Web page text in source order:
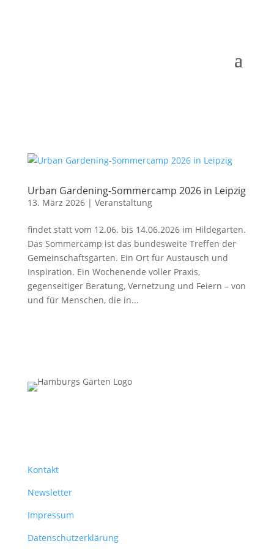
Urban Gardening-Sommercamp 2026 in Leipzig
13. März 2026| Veranstaltung
findet statt vom 12.06. bis 14.06.2026 im Hildegarten.
Das Sommercamp ist das bundesweite Treffen der
Gemeinschaftsgärten. Ein Ort für Austausch und
Inspiration. Ein Wochenende voller Praxis,
gegenseitiger Beratung, Vernetzung und Feiern – von
und für Menschen, die in...
Kontakt
Newsletter
Impressum
Datenschutzerklärung